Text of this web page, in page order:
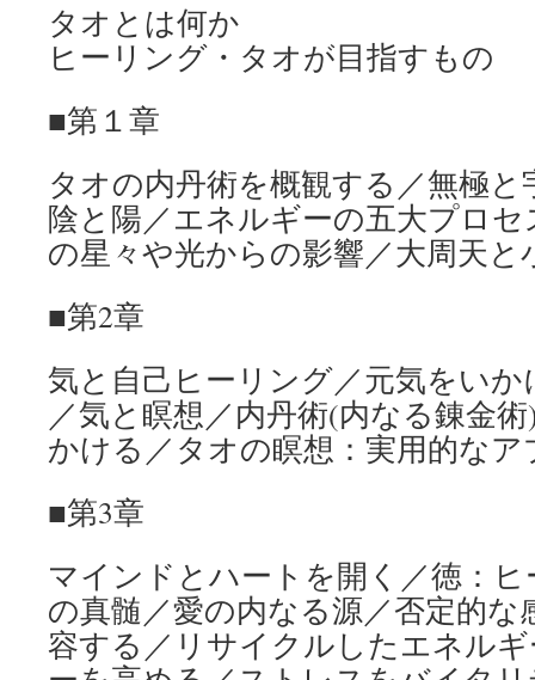
タオとは何か
ヒーリング・タオが目指すもの
■第１章
タオの内丹術を概観する／無極と
陰と陽／エネルギーの五大プロ
の星々や光からの影響／大周天と
■第2章
気と自己ヒーリング／元気をい
／気と瞑想／内丹術(内なる錬金
かける／タオの瞑想：実用的なア
■第3章
マインドとハートを開く／徳：
の真髄／愛の内なる源／否定的
容する／リサイクルしたエネル